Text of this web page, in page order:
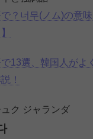
で？너무(ノム)の意
で13選、韓国人がよ
！
ク ジャランダ